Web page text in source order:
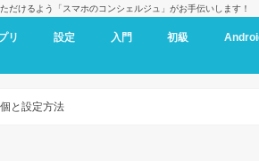
だけるよう「スマホのコンシェルジュ」がお手伝いします！
リ 設定 入門 初級
と設定方法